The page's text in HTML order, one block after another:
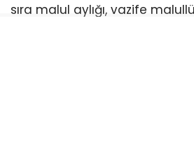
sıra malul aylığı, vazife